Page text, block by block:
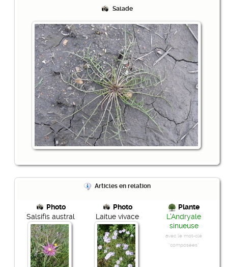
Salade
Articles en relation
Photo
Salsifis austral
Photo
Laitue vivace
Plante
L'Andryale
sinueuse
avec le mot-clé
"composées"